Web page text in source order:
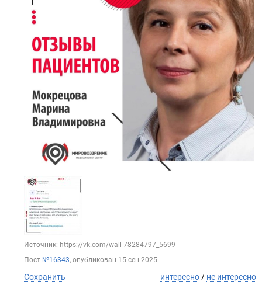
Источник: https://vk.com/wall-78284797_5699
Пост №16343, опубликован 15 сен 2025
Сохранить интересно / не интересно